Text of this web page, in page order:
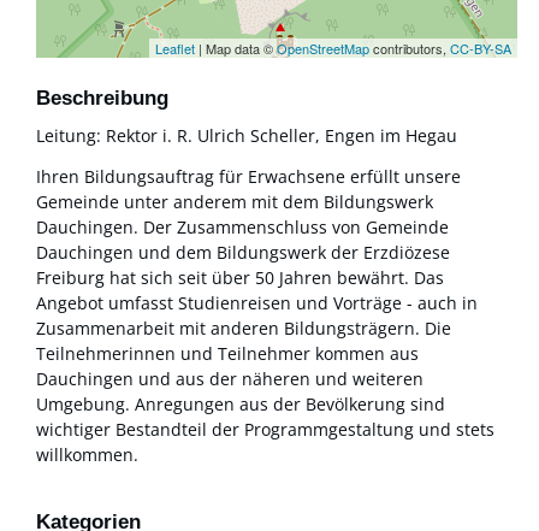
Leaflet | Map data ©OpenStreetMapcontributors, CC-BY-SA
Beschreibung
Leitung: Rektor i. R. Ulrich Scheller, Engen im Hegau
Ihren Bildungsauftrag für Erwachsene erfüllt unsere
Gemeinde unter anderem mit dem Bildungswerk
Dauchingen. Der Zusammenschluss von Gemeinde
Dauchingen und dem Bildungswerk der Erzdiözese
Freiburg hat sich seit über 50 Jahren bewährt. Das
Angebot umfasst Studienreisen und Vorträge - auch in
Zusammenarbeit mit anderen Bildungsträgern. Die
Teilnehmerinnen und Teilnehmer kommen aus
Dauchingen und aus der näheren und weiteren
Umgebung. Anregungen aus der Bevölkerung sind
wichtiger Bestandteil der Programmgestaltung und stets
willkommen.